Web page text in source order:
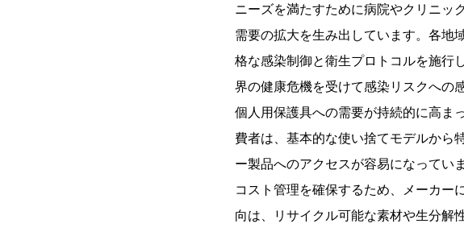
ニーズを満たすために病院やクリニッ
需要の拡大を生み出しています。各地
格な感染制御と衛生プロトコルを施行
界の健康危機を受けて感染リスクへの
個人用保護具への需要が持続的に高ま
費者は、基本的な使い捨てモデルから
ー製品へのアクセスが容易になってい
コスト管理を確保するため、メーカー
向は、リサイクル可能な素材や生分解